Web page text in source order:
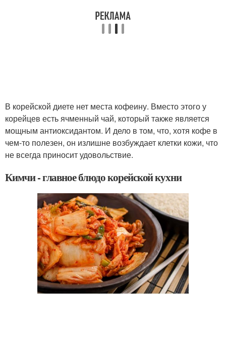
В корейской диете нет места кофеину. Вместо этого у
корейцев есть ячменный чай, который также является
мощным антиоксидантом. И дело в том, что, хотя кофе в
чем-то полезен, он излишне возбуждает клетки кожи, что
не всегда приносит удовольствие.
Кимчи - главное блюдо корейской кухни